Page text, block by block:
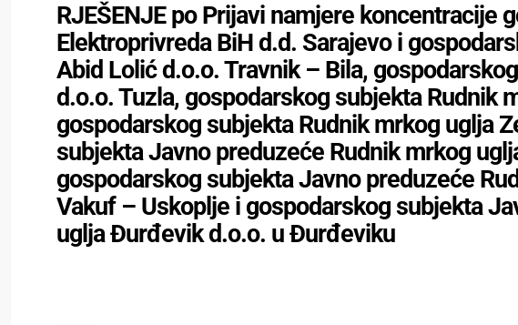
RJEŠENJE po Prijavi namjere koncentracije
Elektroprivreda BiH d.d. Sarajevo i
Abid Lolić d.o.o. Travnik – Bila,
d.o.o. Tuzla, gospodarskog subjekta Rudnik
gospodarskog subjekta Rudnik mrkog uglja
subjekta Javno preduzeće Rudnik mrkog
gospodarskog subjekta Javno preduzeće
Vakuf – Uskoplje i gospodarskog subjekta
uglja Đurđevik d.o.o. u Đurđeviku